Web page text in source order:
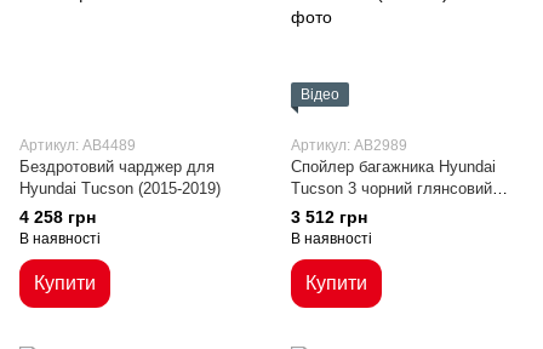
Артикул: AB4489
Бездротовий чарджер для
Hyundai Tucson (2015-2019)
4 258 грн
В наявності
Купити
Відео
Артикул: AB2989
Cпойлер багажника Hyundai
Tucson 3 чорний глянсовий
(2015-...)
3 512 грн
В наявності
Купити